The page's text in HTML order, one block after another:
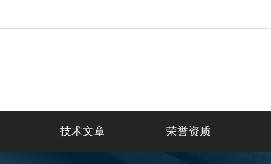
技术文章 荣誉资质